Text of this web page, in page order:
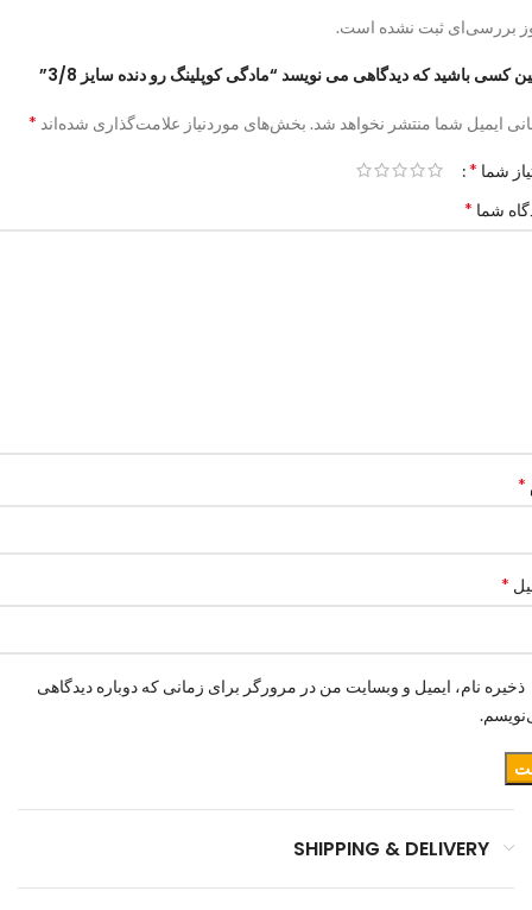
بررسی‌ای ثبت نشده است.
کسی باشید که دیدگاهی می نویسد “مادگی کوپلینگ رو دنده سایز 3/8”
ایمیل شما منتشر نخواهد شد. بخش‌های موردنیاز علامت‌گذاری شده‌اند *
شما *
شما *
*
*
ذخیره نام، ایمیل و وبسایت من در مرورگر برای زمانی که دوباره دیدگاهی
SHIPPING & DELIVERY